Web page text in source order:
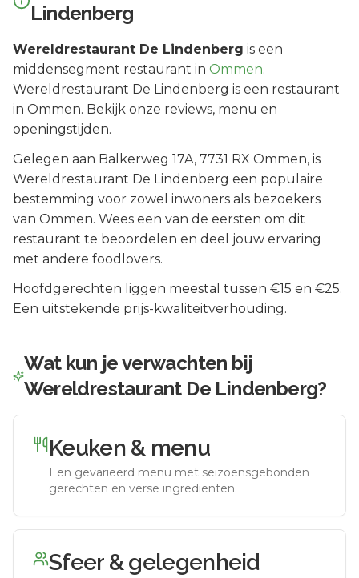
Lindenberg
Wereldrestaurant De Lindenberg is een
middensegment restaurant in Ommen.
Wereldrestaurant De Lindenberg is een restaurant
in Ommen. Bekijk onze reviews, menu en
openingstijden.
Gelegen aan Balkerweg 17A, 7731 RX Ommen, is
Wereldrestaurant De Lindenberg een populaire
bestemming voor zowel inwoners als bezoekers
van Ommen. Wees een van de eersten om dit
restaurant te beoordelen en deel jouw ervaring
met andere foodlovers.
Hoofdgerechten liggen meestal tussen €15 en €25.
Een uitstekende prijs-kwaliteitverhouding.
Wat kun je verwachten bij
Wereldrestaurant De Lindenberg?
Keuken & menu
Een gevarieerd menu met seizoensgebonden
gerechten en verse ingrediënten.
Sfeer & gelegenheid